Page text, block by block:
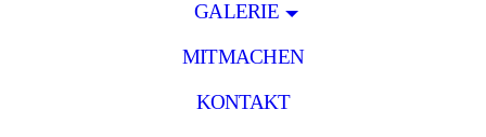
GALERIE
MITMACHEN
KONTAKT